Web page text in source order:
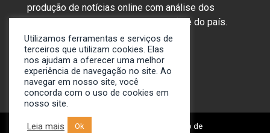
produção de notícias online com análise dos
assuntos mais importantes da região e do país.
Sobre nós
Anunciar
Contato
© 2009-2024. Portal Novo Momento de
Utilizamos ferramentas e serviços de
terceiros que utilizam cookies. Elas
nos ajudam a oferecer uma melhor
experiência de navegação no site. Ao
navegar em nosso site, você
concorda com o uso de cookies em
nosso site.
Leia mais Ok